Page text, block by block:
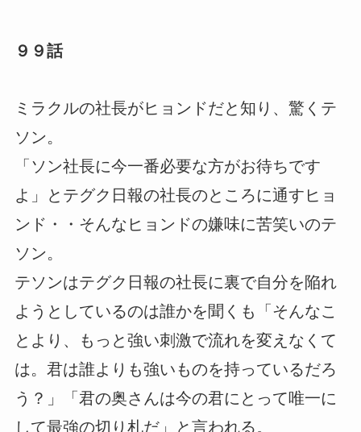
９９話
ミラクルの社長がヒョンドだと知り、驚くテ
ソン。
「ソン社長に今一番必要な方がお待ちです
よ」とテグク日報の社長のところに通すヒョ
ンド・・そんなヒョンドの嫌味に苦笑いのテ
ソン。
テソンはテグク日報の社長に裏で自分を陥れ
ようとしているのは誰かを聞くも「そんなこ
とより、もっと強い刺激で流れを変えなくて
は。君は誰よりも強いものを持っているだろ
う？」「君の奥さんは今の君にとって唯一に
して最強の切り札だ」と言われる。